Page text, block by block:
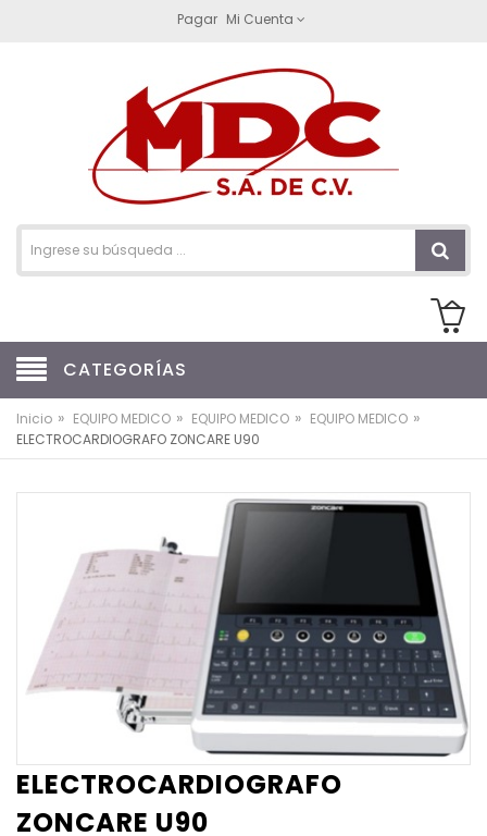
Pagar Mi Cuenta
CATEGORÍAS
Inicio » EQUIPO MEDICO » EQUIPO MEDICO » EQUIPO MEDICO »
ELECTROCARDIOGRAFO ZONCARE U90
ELECTROCARDIOGRAFO
ZONCARE U90